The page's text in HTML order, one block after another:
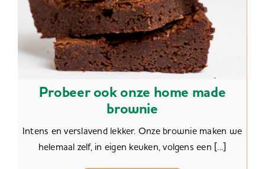
Probeer ook onze home made
brownie
Intens en verslavend lekker. Onze brownie maken we
helemaal zelf, in eigen keuken, volgens een [...]